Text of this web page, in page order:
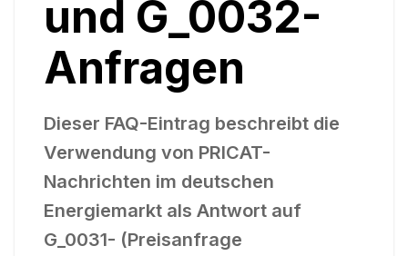
und G_0032-
Anfragen
Dieser FAQ-Eintrag beschreibt die
Verwendung von PRICAT-
Nachrichten im deutschen
Energiemarkt als Antwort auf
G_0031- (Preisanfrage